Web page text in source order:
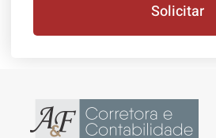
Solicitar